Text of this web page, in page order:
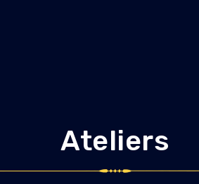
Ateliers